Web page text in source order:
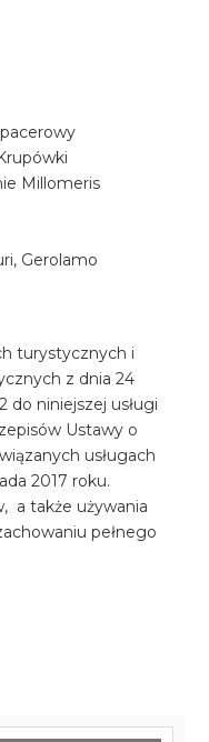
Millomeris
Gerolamo
turystycznych i
z dnia 24
do niniejszej usługi
Ustawy o
usługach
2017 roku.
a także używania
pełnego